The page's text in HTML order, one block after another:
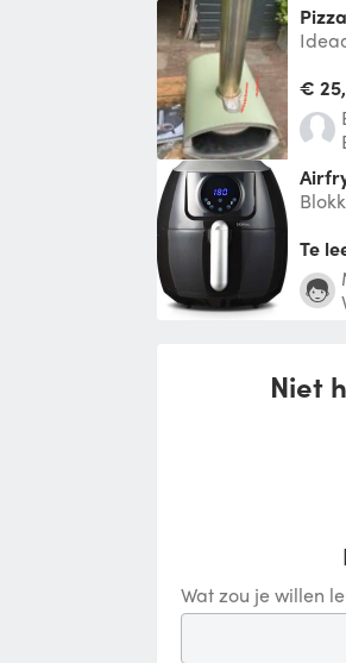
€
Te
Niet
Wat zou je willen